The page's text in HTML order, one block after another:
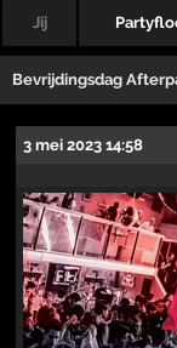
Jij
Bevrijdingsdag
3 mei 2023 14:58